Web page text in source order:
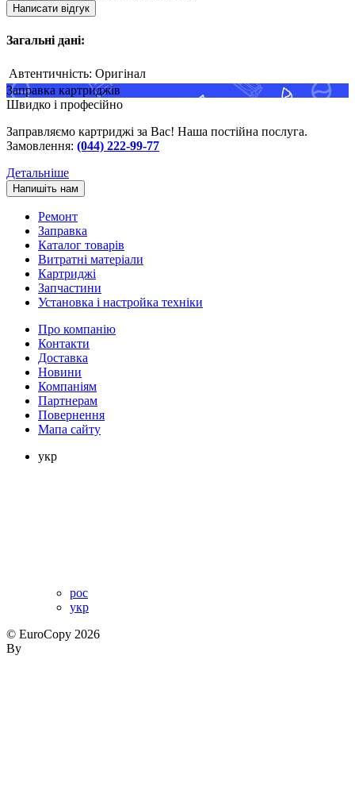
Написати відгук
Загальні дані:
Автентичність: Оригінал
Заправка картриджів
Швидко і професійно
Заправляємо картриджі за Вас! Наша постійна послуга.
Замовлення: (044) 222-99-77
Детальніше
Напишіть нам
Ремонт
Заправка
Каталог товарів
Витратні матеріали
Картриджі
Запчастини
Установка і настройка техніки
Про компанію
Контакти
Доставка
Новини
Компаніям
Партнерам
Повернення
Мапа сайту
укр
рос
укр
© EuroCopy 2026
By